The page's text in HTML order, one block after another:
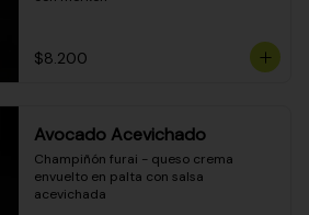
$8.200
Avocado Acevichado
Champiñón furai - queso crema
envuelto en palta con salsa
acevichada